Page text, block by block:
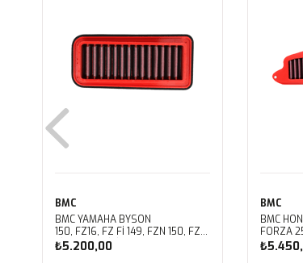
BMC
BMC YAMAHA BYSON
150, FZ16, FZ FI 149, FZN 150, FZS
FI V3 KUTU İÇİ PERFORMANS
HAVA FİLTRESİ FM01147
₺5.200,00
BMC
BMC
FORZA